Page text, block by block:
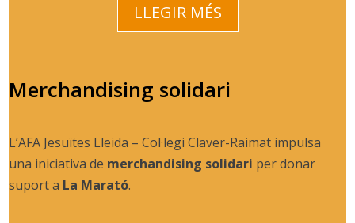
LLEGIR MÉS
Merchandising solidari
L’AFA Jesuïtes Lleida – Col·legi Claver-Raimat impulsa
una iniciativa de merchandising solidari per donar
suport a La Marató.